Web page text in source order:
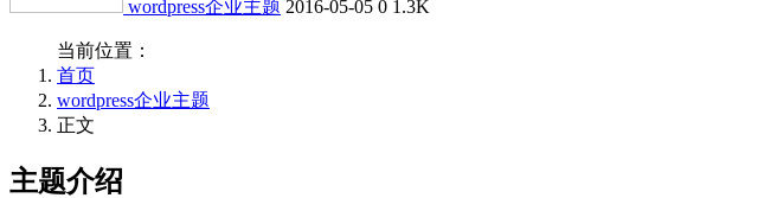
wordpress企业主题 2016-05-05 0 1.3K
当前位置：
首页
wordpress企业主题
正文
主题介绍